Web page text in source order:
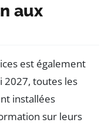
aux
est également
2027, toutes les
installées
sur leurs